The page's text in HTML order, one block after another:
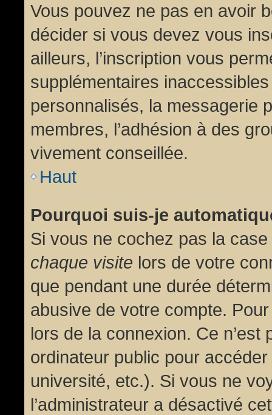
Vous pouvez ne pas en avoir
décider si vous devez vous
ailleurs, l’inscription vous
supplémentaires
personnalisés, la messagerie
membres, l’adhésion à des
vivement conseillée.
Haut
Pourquoi suis-je
Si vous ne cochez pas la case
chaque visite lors de votre
que pendant une durée
abusive de votre compte.
lors de la connexion. Ce
ordinateur public pour
université, etc.). Si vous ne
l’administrateur a désactivé